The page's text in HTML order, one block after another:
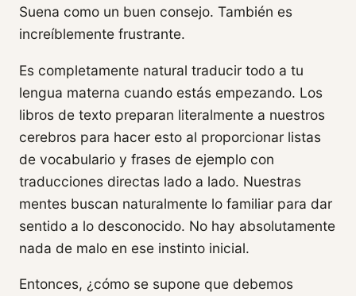
Suena como un buen consejo. También es
increíblemente frustrante.
Es completamente natural traducir todo a tu
lengua materna cuando estás empezando. Los
libros de texto preparan literalmente a nuestros
cerebros para hacer esto al proporcionar listas
de vocabulario y frases de ejemplo con
traducciones directas lado a lado. Nuestras
mentes buscan naturalmente lo familiar para dar
sentido a lo desconocido. No hay absolutamente
nada de malo en ese instinto inicial.
Entonces, ¿cómo se supone que debemos